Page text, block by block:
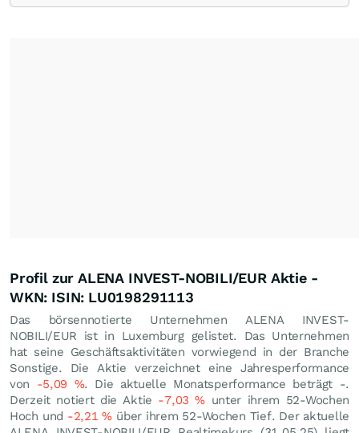
Profil zur ALENA INVEST-NOBILI/EUR Aktie -
WKN: ISIN: LU0198291113
Das börsennotierte Unternehmen ALENA INVEST-
NOBILI/EUR ist in Luxemburg gelistet. Das Unternehmen
hat seine Geschäftsaktivitäten vorwiegend in der Branche
Sonstige. Die Aktie verzeichnet eine Jahresperformance
von -5,09 %. Die aktuelle Monatsperformance beträgt -.
Derzeit notiert die Aktie -7,03% unter ihrem 52-Wochen
Hoch und -2,21% über ihrem 52-Wochen Tief. Der aktuelle